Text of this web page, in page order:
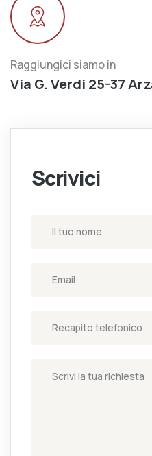
Raggiungici siamo in
Via G. Verdi 25-37
Scrivici